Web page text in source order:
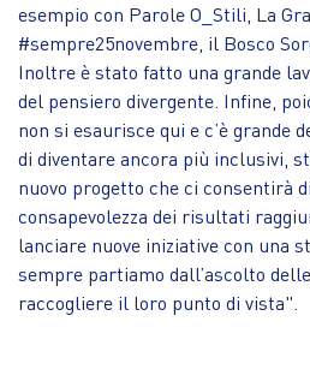
esempio con Parole O_Stili, La
#sempre25novembre, il Bosco
Inoltre è stato fatto una grande
del pensiero divergente. Infine,
non si esaurisce qui e c’è grande
di diventare ancora più inclusivi,
nuovo progetto che ci consentirà
consapevolezza dei risultati
lanciare nuove iniziative con una
sempre partiamo dall’ascolto
raccogliere il loro punto di vista".